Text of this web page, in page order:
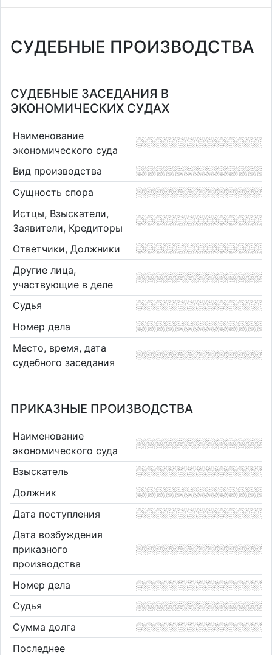
СУДЕБНЫЕ ПРОИЗВОДСТВА
СУДЕБНЫЕ ЗАСЕДАНИЯ В
ЭКОНОМИЧЕСКИХ СУДАХ
Наименование
экономического суда
Вид производства
Сущность спора
Истцы, Взыскатели,
Заявители, Кредиторы
Ответчики, Должники
Другие лица,
участвующие в деле
Судья
Номер дела
Место, время, дата
судебного заседания
ПРИКАЗНЫЕ ПРОИЗВОДСТВА
Наименование
экономического суда
Взыскатель
Должник
Дата поступления
Дата возбуждения
приказного
производства
Номер дела
Судья
Сумма долга
Последнее